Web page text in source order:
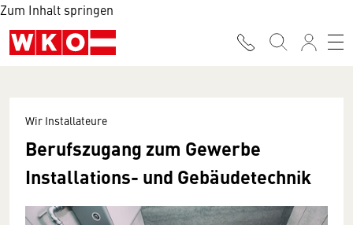
Zum Inhalt springen
Wir Installateure
Berufszugang zum Gewerbe
Installations- und Gebäudetechnik